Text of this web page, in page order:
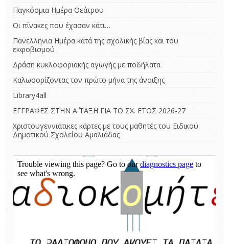
Παγκόσμια Ημέρα Θεάτρου
Οι πίνακες που έχασαν κάτι…
Πανελλήνια Ημέρα κατά της σχολικής βίας και του
εκφοβισμού
Δράση κυκλοφοριακής αγωγής με ποδήλατα
Καλωσορίζοντας τον πρώτο μήνα της άνοιξης
Library4all
ΕΓΓΡΑΦΕΣ ΣΤΗΝ Α΄ ΤΑΞΗ ΓΙΑ ΤΟ ΣΧ. ΕΤΟΣ 2026-27
Χριστουγεννιάτικες κάρτες με τους μαθητές του Ειδικού
Δημοτικού Σχολείου Αμαλιάδας